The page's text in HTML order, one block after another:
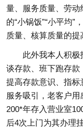
量、服务质量、劳
的“小锅饭”“小平均”
质量、核算质量的提
此外我本人积极
谈存款、班下跑存
提高存款意识、指标
服务吸引，老客户用
200*年存入营业室
后4次上门为其办理